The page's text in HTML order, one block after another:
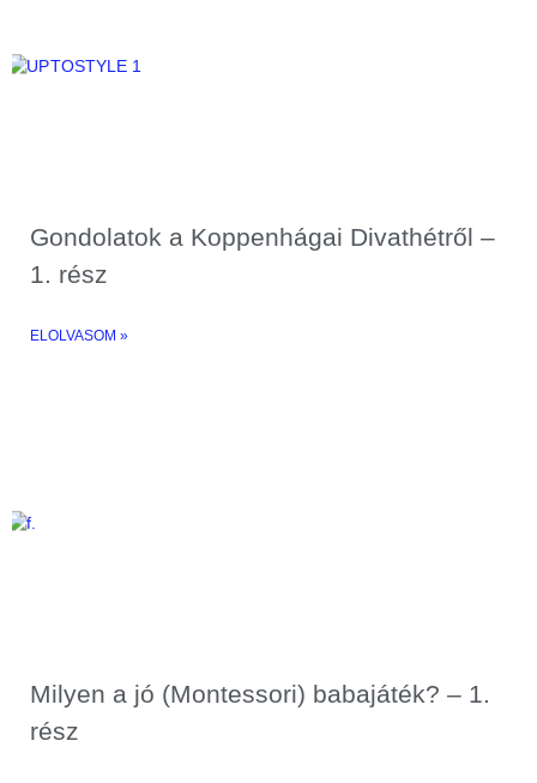
Gondolatok a Koppenhágai Divathétről –
1. rész
ELOLVASOM »
Milyen a jó (Montessori) babajáték? – 1.
rész